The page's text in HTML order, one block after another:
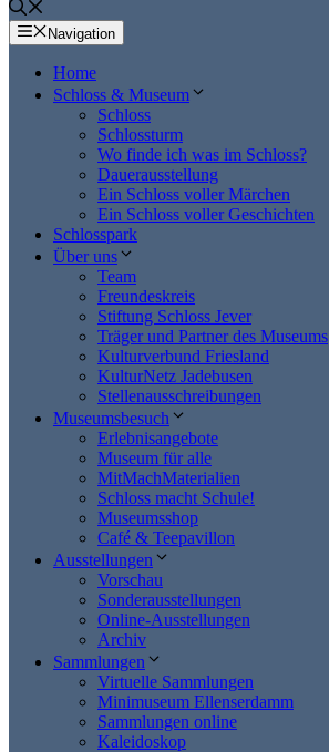
Navigation
Home
Schloss & Museum
Schloss
Schlossturm
Wo finde ich was im Schloss?
Dauerausstellung
Ein Schloss voller Märchen
Ein Schloss voller Geschichten
Schlosspark
Über uns
Team
Freundeskreis
Stiftung Schloss Jever
Träger und Partner des Museums
Kulturverbund Friesland
KulturNetz Jadebusen
Stellenausschreibungen
Museumsbesuch
Erlebnisangebote
Museum für alle
MitMachMaterialien
Schloss macht Schule!
Museumsshop
Café & Teepavillon
Ausstellungen
Vorschau
Sonderausstellungen
Online-Ausstellungen
Archiv
Sammlungen
Virtuelle Sammlungen
Minimuseum Ellenserdamm
Sammlungen online
Kaleidoskop